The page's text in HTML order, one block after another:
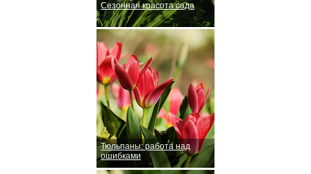
Сезонная красота сада
Тюльпаны: работа над
ошибками